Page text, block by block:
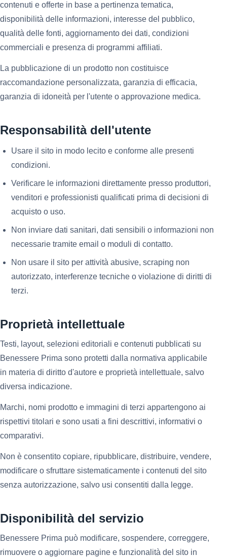
contenuti e offerte in base a pertinenza tematica,
disponibilità delle informazioni, interesse del pubblico,
qualità delle fonti, aggiornamento dei dati, condizioni
commerciali e presenza di programmi affiliati.
La pubblicazione di un prodotto non costituisce
raccomandazione personalizzata, garanzia di efficacia,
garanzia di idoneità per l'utente o approvazione medica.
Responsabilità dell'utente
Usare il sito in modo lecito e conforme alle presenti
condizioni.
Verificare le informazioni direttamente presso produttori,
venditori e professionisti qualificati prima di decisioni di
acquisto o uso.
Non inviare dati sanitari, dati sensibili o informazioni non
necessarie tramite email o moduli di contatto.
Non usare il sito per attività abusive, scraping non
autorizzato, interferenze tecniche o violazione di diritti di
terzi.
Proprietà intellettuale
Testi, layout, selezioni editoriali e contenuti pubblicati su
Benessere Prima sono protetti dalla normativa applicabile
in materia di diritto d'autore e proprietà intellettuale, salvo
diversa indicazione.
Marchi, nomi prodotto e immagini di terzi appartengono ai
rispettivi titolari e sono usati a fini descrittivi, informativi o
comparativi.
Non è consentito copiare, ripubblicare, distribuire, vendere,
modificare o sfruttare sistematicamente i contenuti del sito
senza autorizzazione, salvo usi consentiti dalla legge.
Disponibilità del servizio
Benessere Prima può modificare, sospendere, correggere,
rimuovere o aggiornare pagine e funzionalità del sito in